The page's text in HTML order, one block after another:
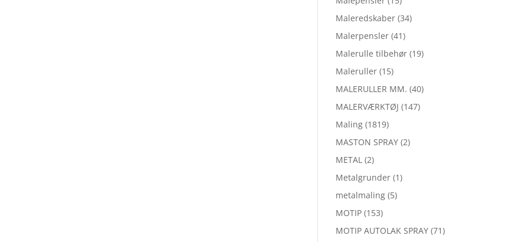
Maleredskaber (34)
Malerpensler (41)
Malerulle tilbehør (19)
Maleruller (15)
MALERULLER MM. (40)
MALERVÆRKTØJ (147)
Maling (1819)
MASTON SPRAY (2)
METAL (2)
Metalgrunder (1)
metalmaling (5)
MOTIP (153)
MOTIP AUTOLAK SPRAY (71)